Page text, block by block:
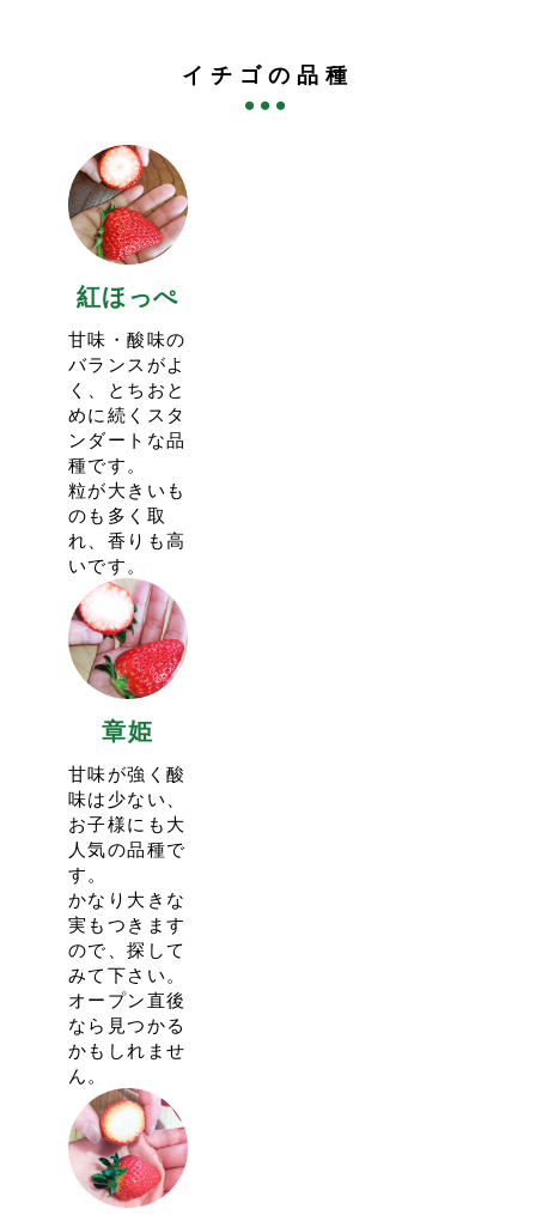
ておりますが、時間帯や実り状況によっては品種の偏り
がある可能性ございます。
の少ない時期もあります。
極端に少ない品種がある場合は、２品種のご用意となる
割引プランを用意する対応となります。ご了承くださ
い。
一先ずは３品種プランで始めさせて頂きますが、11:00
現状１月中旬前後はべにたまを除くプランのご用意とな
りそうです。
今シーズンもたくさんのご来園をお待ちしております。
2023.12.27
<イチゴ狩りの予約に関して>
今シーズンのイチゴ狩りは1/4(木)スタート予定です。
今年から”一週間前のAM0:00から”の予約開始となりま
す。
今シーズンはキャンセル待ちの受付はいたしませんので
ご注意ください。
その代わり、実り状況を見て受入人数を増やします。
催行日の2日前のAM9:00頃から予約第二弾として受入人
数を追加しますので、そちらもお試しくださいませ。
予約枠が増えない場合もございます。
今シーズンもたくさんのご来園をお待ちしております。
2022.12.8
<イチゴ狩りの予約に関して>
今年から”一週間前のAM9:00から”の予約開始となりま
す。
前年は10日前からの予約開始でしたが、イチゴの実り状
況を見極めるために変更いたします。
引き続き感染症対策のため人数を絞ってのご案内をして
おりますので、ご予約が混み合ってしまうことも予想さ
れます。
ご了承頂ければと思います。
キャンセル待ちの受け付けも行っておりますので、ご利
用ください。
イチゴの実り状況を見て受入人数を増やしたりもしてお
予約のキャンセルがあった場合、先にキャンセル待ちの
受け付けをしたお客様から繰り上がってご案内となりま
す。
キャンセルが出てご予約が確定したお客様には予約確定
の自動メールが送られますので、ご確認の上ご来園くだ
また、イチゴの販売もお休みさせて頂きます。ご了承下
年末営業は12/25(水).12/28(土).12/31(火)
とさせて頂きます。
今年は31日まで営業しますが、そのかわり少し変則営業
となります。
26(木).29(日)は営業しませんのでご注意ください。
イチゴ狩りも始める予定ですが、改めて投稿いたしま
2024.12.9
<2024-25シーズンのイチゴ販売は12/15(日)にOPENい
たします>
今年もイチゴのシーズンがやってまいりました！
今シーズンから新たに栽培ハウスを増設しました。
より多くのお客様をご案内できるよう努めてまいりま
す。
また、今シーズンからあまりんは販売限定の品種となり
ます。
代わりにイチゴ狩りには県産最新品種のべにたまをご用
意しておりますので、ぜひご賞味ください。
イチゴ狩りは１月上旬からのご案内となります。
2024.5.12
<今シーズンの営業は5/23(木)で終了いたします>
2023-24シーズンもたくさんのご利用、誠にありがとう
毎年のことですがシーズンオフは約半年間営業をしない
ので、お客様方のお顔を拝見できないことを寂しく思い
ます。
来シーズンも12月中〜下旬に営業スタート予定でござい
より多くのイチゴをご用意してお待ち申し上げておりま
す。
ご利用ありがとうございました。
2024.1.2
今シーズンのイチゴ狩りは「３品種通常プラン」と「あ
まりんも食べれる!!プレミアムプラン」の２つのコース
で実施しています。
プレミアムプランは２月末頃からの実施を予定しており
ます。
その際はＳＮＳでもPOSTしますので、ぜひともご利用
ください。
現在予約を受け付けているのは通常プランのみです。
イチゴの品種
紅ほっぺ
甘味・酸味の
バランスがよ
く、とちおと
めに続くスタ
ンダートな品
種です。
粒が大きいも
のも多く取
れ、香りも高
いです。
章姫
甘味が強く酸
味は少ない、
お子様にも大
人気の品種で
す。
かなり大きな
実もつきます
ので、探して
みて下さい。
オープン直後
なら見つかる
かもしれませ
ん。